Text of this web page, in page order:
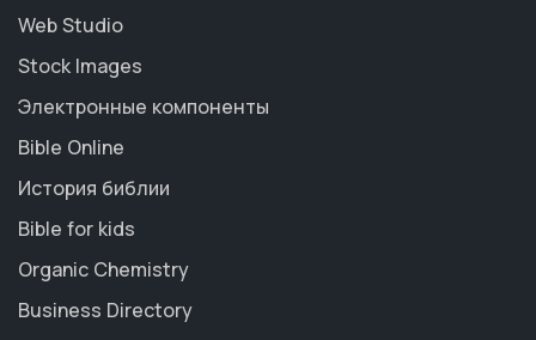
Web Studio
Stock Images
Электронные компоненты
Bible Online
История библии
Bible for kids
Organic Chemistry
Business Directory